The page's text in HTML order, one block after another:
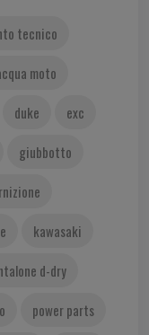
tecnico
moto
duke
exc
giubbotto
kawasaki
d-dry
power parts